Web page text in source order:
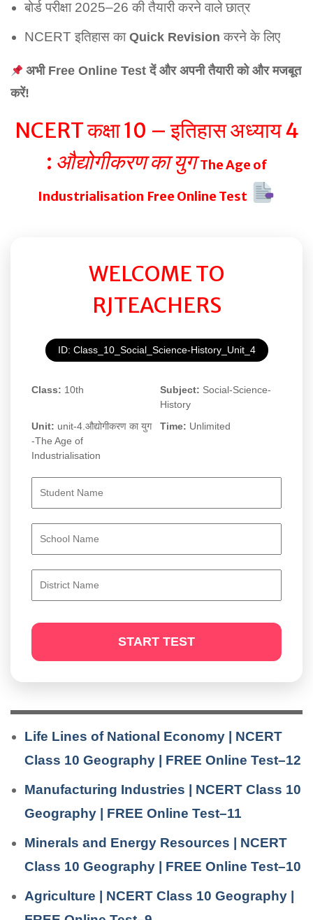
बोर्ड परीक्षा 2025–26 की तैयारी करने वाले छात्र
NCERT इतिहास का Quick Revision करने के लिए
अभी Free Online Test दें और अपनी तैयारी को और मजबूत
करें!
NCERT कक्षा 10 – इतिहास अध्याय 4
: औद्योगीकरण का युग The Age of
Industrialisation Free Online Test
WELCOME TO
RJTEACHERS
ID: Class_10_Social_Science-History_Unit_4
Class: 10th Subject: Social-Science-
History
Unit: unit-4.औद्योगीकरण का युग
-The Age of
Industrialisation
Time: Unlimited
START TEST
Life Lines of National Economy | NCERT
Class 10 Geography | FREE Online Test–12
Manufacturing Industries | NCERT Class 10
Geography | FREE Online Test–11
Minerals and Energy Resources | NCERT
Class 10 Geography | FREE Online Test–10
Agriculture | NCERT Class 10 Geography |